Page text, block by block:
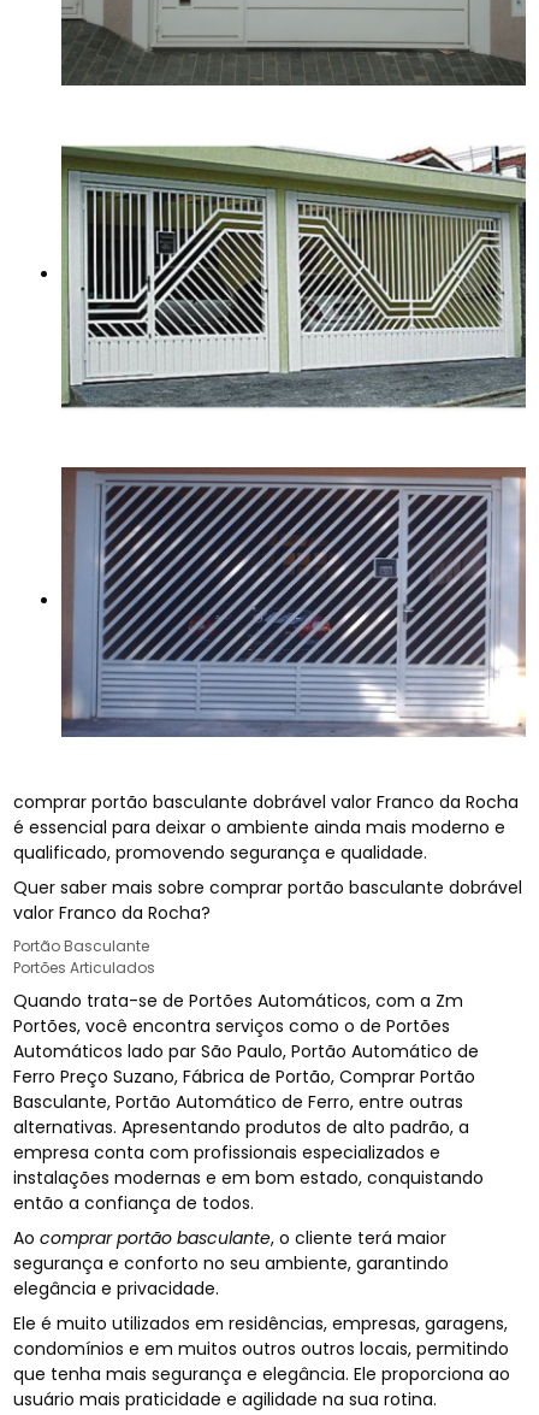
comprar portão basculante dobrável valor Franco da Rocha
é essencial para deixar o ambiente ainda mais moderno e
qualificado, promovendo segurança e qualidade.
Quer saber mais sobre comprar portão basculante dobrável
valor Franco da Rocha?
Portão Basculante
Portões Articulados
Quando trata-se de Portões Automáticos, com a Zm
Portões, você encontra serviços como o de Portões
Automáticos lado par São Paulo, Portão Automático de
Ferro Preço Suzano, Fábrica de Portão, Comprar Portão
Basculante, Portão Automático de Ferro, entre outras
alternativas. Apresentando produtos de alto padrão, a
empresa conta com profissionais especializados e
instalações modernas e em bom estado, conquistando
então a confiança de todos.
Aocomprar portão basculante, o cliente terá maior
segurança e conforto no seu ambiente, garantindo
elegância e privacidade.
Ele é muito utilizados em residências, empresas, garagens,
condomínios e em muitos outros outros locais, permitindo
que tenha mais segurança e elegância. Ele proporciona ao
usuário mais praticidade e agilidade na sua rotina.